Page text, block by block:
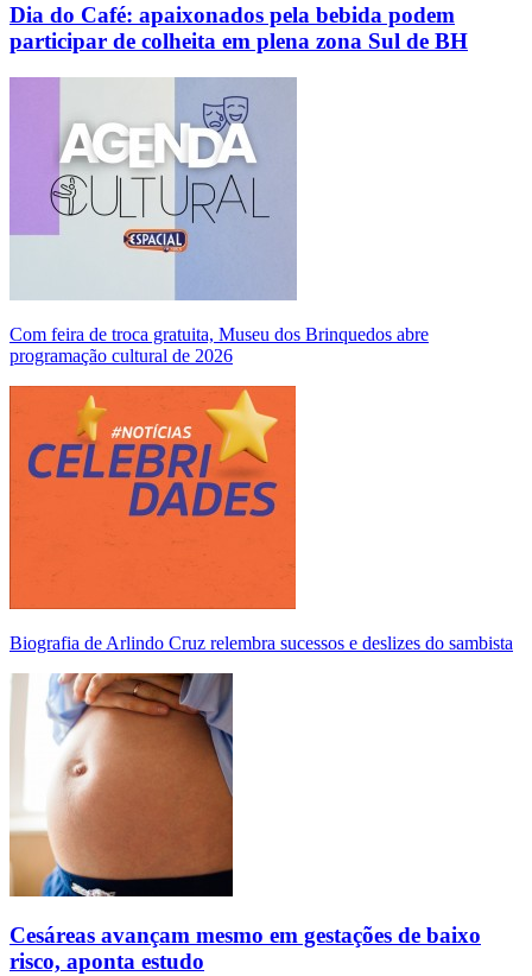
Dia do Café: apaixonados pela bebida podem
participar de colheita em plena zona Sul de BH
Com feira de troca gratuita, Museu dos Brinquedos abre
programação cultural de 2026
Biografia de Arlindo Cruz relembra sucessos e deslizes do sambista
Cesáreas avançam mesmo em gestações de baixo
risco, aponta estudo